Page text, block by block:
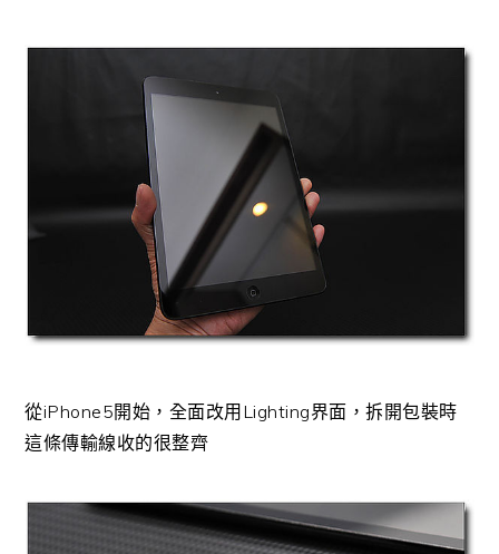
從iPhone5開始，全面改用Lighting界面，拆開包裝時
這條傳輸線收的很整齊